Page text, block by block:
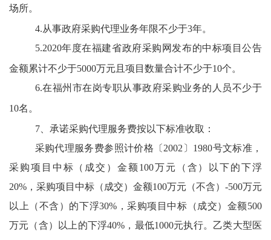
场所。
4.从事政府采购代理业务年限不少于3年。
5.2020年度在福建省政府采购网发布的中标项目公告
金额累计不少于5000万元且项目数量合计不少于10个。
6.在福州市在岗专职从事政府采购业务的人员不少于
10名。
7、承诺采购代理服务费按以下标准收取：
采购代理服务费参照计价格〔 2002〕1980号文标准，
采购项目中标（成交）金额100万元（含）以下的下浮
20%，采购项目中标（成交）金额100万元（不含）-500万元
以上（不含）的下浮30%，采购项目中标（成交）金额500
万元（含）以上的下浮40%，最低1000元执行。乙类大型医